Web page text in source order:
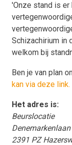
'Onze stand is
Schizachirium in
welkom bij
Ben je van plan
kan via deze link.
Het adres is:
Beurslocatie
2391 PZ